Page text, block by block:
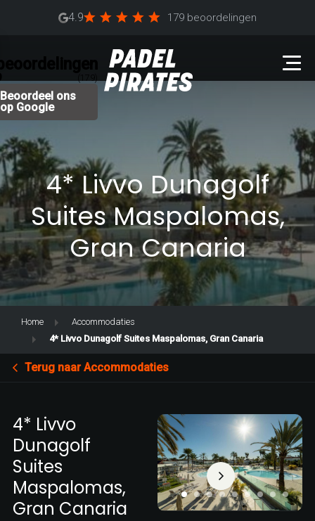
Beoordeel ons
op Google
4.9 179 beoordelingen
4* Livvo Dunagolf
Suites Maspalomas,
Gran Canaria
Home
Accommodaties
4* Livvo Dunagolf Suites Maspalomas, Gran Canaria
Terug naar Accommodaties
4* Livvo
Dunagolf
Suites
Maspalomas,
Gran Canaria